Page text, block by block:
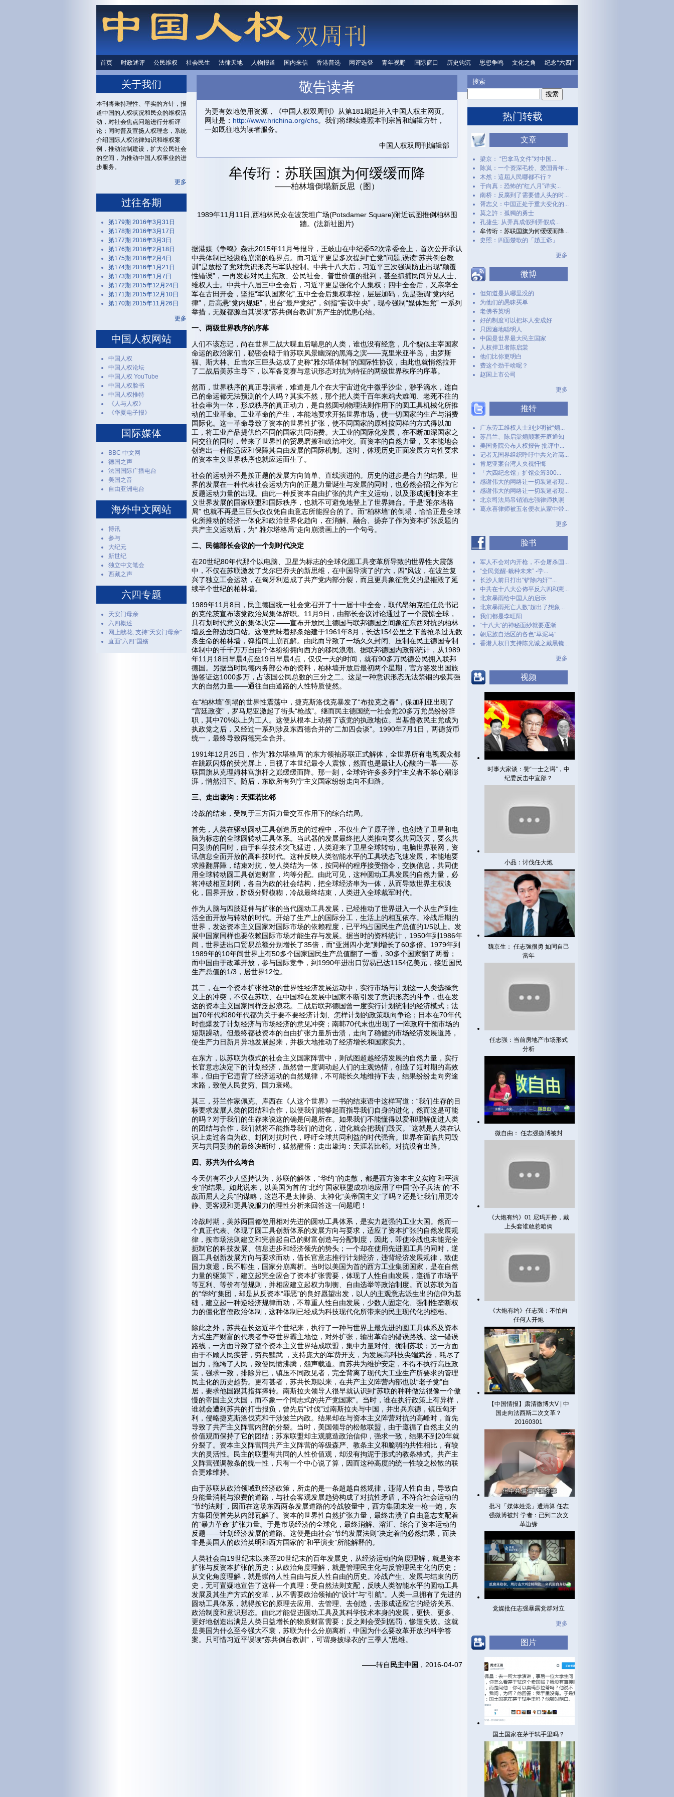
首页 时政述评 公民维权 社会民生 法律天地 人物报道 国内来信 香港普选 网评选登 青年视野 国际窗口 历史钩沉 思想争鸣 文化之角 纪念“六四”
敬告读者
为更有效地使用资源，《中国人权双周刊》从第181期起并入中国人权主网页。
网址是： http://www.hrichina.org/chs。我们将继续遵照本刊宗旨和编辑方针，
一如既往地为读者服务。
中国人权双周刊编辑部
牟传珩：苏联国旗为何缓缓而降
——柏林墙倒塌新反思（图）
1989年11月11日,西柏林民众在波茨坦广场(Potsdamer Square)附近试图推倒柏林围
牆。(法新社图片)
据港媒《争鸣》杂志2015年11月号报导，王岐山在中纪委52次常委会上，首次公开承认
中共体制已经濒临崩溃的临界点。而习近平更是多次提到“亡党”问题,误读“苏共倒台教
训”是放松了党对意识形态与军队控制。中共十八大后，习近平三次强调防止出现“颠覆
性错误”，一再发起对民主宪政、公民社会、普世价值的批判，甚至抓捕民间异见人士、
维权人士。中共十八届三中全会后，习近平更是强化个人集权；四中全会后，又亲率全
军在古田开会，坚拒“军队国家化”,五中全会后集权掌控，层层加码，先是强调“党内纪
律”，后高悬“党内规矩”，出台“最严党纪”，剑指“妄议中央”，现今强制“媒体姓党” 一系列
举措，无疑都源自其误读“苏共倒台教训”所产生的忧患心结。
一、两级世界秩序的序幕
人们不该忘记，尚在世界二战大喋血后喘息的人类，谁也没有经意，几个貌似主宰国家
命运的政治家们，秘密会晤于前苏联风景幽深的黑海之滨——克里米亚半岛，由罗斯
福、斯大林、丘吉尔三巨头达成了史称“雅尔塔体制”的国际性协议，由此也就悄然拉开
了二战后美苏主导下，以军备竞赛与意识形态对抗为特征的两级世界秩序的序幕。
然而，世界秩序的真正导演者，难道是几个在大宇宙进化中微乎沙尘，渺乎滴水，连自
己的命运都无法预测的个人吗？其实不然，那个把人类千百年来鸡犬难闻、老死不往的
社会串为一体，形成秩序的真正动力，是自然圆动物理法则作用下的圆工具机械化所推
动的工业革命。工业革命的产生，本能地要求开拓世界市场，使一切国家的生产与消费
国际化。这一革命导致了资本的世界性扩张，使不同国家的原料按同样的方式得以加
工，将工业产品提供给不同的国家共同消费。大工业的国际化发展，在不断加深国家之
间交往的同时，带来了世界性的贸易磨擦和政治冲突。而资本的自然力量，又本能地会
创造出一种能适应和保障其自由发展的国际机制。这时，体现历史正面发展方向性要求
的资本主义世界秩序也就应运而生了。
社会的运动并不是按正题的发展方向简单、直线演进的。历史的进步是合力的结果。世
界的发展在一种代表社会运动方向的正题力量诞生与发展的同时，也必然会招之作为它
反题运动力量的出现。由此一种反资本自由扩张的共产主义运动，以及形成扼制资本主
义世界发展的国家联盟和国际秩序，也就不可避免地登上了世界舞台。于是“雅尔塔格
局” 也就不再是三巨头仅仅凭自由意志所能捏合的了。而“柏林墙”的倒塌，恰恰正是全球
化所推动的经济一体化和政治世界化趋向，在消解、融合、扬弃了作为资本扩张反题的
共产主义运动后，为“ 雅尔塔格局”走向崩溃画上的一个句号。
二、民德部长会议的一个划时代决定
在20世纪80年代那个以电脑、卫星为标志的全球化圆工具变革所导致的世界性大震荡
中，不仅在苏联激发了戈尔巴乔夫的新思维，在中国导演了的“六，四”风波，在波兰复
兴了独立工会运动，在匈牙利造成了共产党内部分裂，而且更具象征意义的是摧毁了延
续半个世纪的柏林墙。
1989年11月8日，民主德国统一社会党召开了十一届十中全会，取代昂纳克担任总书记
的克伦茨宣布该党政治局集体辞职。11月9日，由部长会议讨论通过了一个震惊全球，
具有划时代意义的集体决定——宣布开放民主德国与联邦德国之间象征东西对抗的柏林
墙及全部边境口站。这便意味着那条始建于1961年8月，长达154公里之下曾抢杀过无数
条生命的柏林墙，弹指间土崩瓦解。由此而导致了一场久久封闭、压制在民主德国专制
体制中的千千万万自由个体纷纷拥向西方的移民浪潮。据联邦德国内政部统计，从1989
年11月18日早晨4点至19日早晨4点，仅仅一天的时间，就有90多万民德公民拥入联邦
德国。另据当时民德内务部公布的资料，柏林墙开放后最初两个星期，官方签发出国旅
游签证达1000多万，占该国公民总数的三分之二。这是一种意识形态无法禁锢的极其强
大的自然力量——通往自由道路的人性特质使然。
在“柏林墙”倒塌的世界性震荡中，捷克斯洛伐克暴发了“布拉克之春”，保加利亚出现了
“宫廷政变”，罗马尼亚激起了街头“枪战”。继而民主德国统一社会党20多万党员纷纷辞
职，其中70%以上为工人。这便从根本上动摇了该党的执政地位。当基督教民主党成为
执政党之后，又经过一系列涉及东西德合并的“二加四会谈”。1990年7月1日，两德货币
统一，最终导致两德完全合并。
1991年12月25日，作为“雅尔塔格局”的东方领袖苏联正式解体，全世界所有电视观众都
在跳跃闪烁的荧光屏上，目视了本世纪最令人震惊，然而也是最让人心酸的一幕——苏
联国旗从克理姆林宫旗杆之巅缓缓而降。那一刻，全球许许多多列宁主义者不禁心潮澎
湃，悄然泪下。随后，东欧所有列宁主义国家纷纷走向不归路。
三、走出壕沟：天涯若比邻
冷战的结束，受制于三方面力量交互作用下的综合结局。
首先，人类在驱动圆动工具创造历史的过程中，不仅生产了原子弹，也创造了卫星和电
脑为标志的全球圆转动工具体系。当武器的发展最终把人类推向要么共同毁灭，要么共
同妥协的同时，由于科学技术突飞猛进，人类迎来了卫星全球转动，电脑世界联网，资
讯信息全面开放的高科技时代。这种反映人类智能水平的工具状态飞速发展，本能地要
求推翻屏障，结束对抗，使人类结为一体，按同样的程序接受指令，交换信息，共同使
用全球转动圆工具创造财富，均等分配。由此可见，这种圆动工具发展的自然力量，必
将冲破相互封闭，各自为政的社会结构，把全球经济串为一体，从而导致世界主权淡
化，国界开放，阶级分野模糊，冷战最终结束，人类进入全球裁军时代。
作为人脑与四肢延伸与扩张的当代圆动工具发展，已经推动了世界进入一个从生产到生
活全面开放与转动的时代。开始了生产上的国际分工，生活上的相互依存。冷战后期的
世界，发达资本主义国家对国际市场的依赖程度，已平均占国民生产总值的1/5以上。发
展中国家同样也要依赖国际市场才能生存与发展。据当时的资料统计，1950年到1986年
间，世界进出口贸易总额分别增长了35倍，而“亚洲四小龙”则增长了60多倍。1979年到
1989年的10年间世界上有50多个国家国民生产总值翻了一番，30多个国家翻了两番；
而中国由于改革开放，参与国际竞争，到1990年进出口贸易已达1154亿美元，接近国民
生产总值的1/3，居世界12位。
其二，在一个资本扩张推动的世界性经济发展运动中，实行市场与计划这一人类选择意
义上的冲突，不仅在苏联、在中国和在发展中国家不断引发了意识形态的斗争，也在发
达的资本主义国家同样泛起浪花。二战后联邦德国曾一度实行计划统制的经济模式；法
国70年代和80年代都为关于要不要经济计划、怎样计划的政策取向争论；日本在70年代
时也爆发了计划经济与市场经济的意见冲突；南韩70代末也出现了一阵政府干预市场的
短期躁动。但最终都被资本的自由扩张力量所击溃，走向了稳健的市场经济发展道路，
使生产力日新月异地发展起来，并极大地推动了经济增长和国家实力。
在东方，以苏联为模式的社会主义国家阵营中，则试图超越经济发展的自然力量，实行
长官意志决定下的计划经济，虽然曾一度调动起人们的主观热情，创造了短时期的高效
率，但由于它违背了经济运动的自然规律，不可能长久地维持下去，结果纷纷走向穷途
末路，致使人民贫穷、国力衰竭。
其三，芬兰作家佩克、库西在《人这个世界》一书的结束语中这样写道：“我们生存的目
标要求发展人类的团结和合作，以便我们能够起而指导我们自身的进化，然而这是可能
的吗？对于我们的生存来说这的确是问题所在。如果我们不能懂得以爱和理解促进人类
的团结与合作，我们就将不能指导我们的进化，进化就会把我们毁灭。”这就是人类在认
识上走过各自为政、封闭对抗时代，呼吁全球共同利益的时代强音。世界在面临共同毁
灭与共同妥协的最终决断时，猛然醒悟：走出壕沟：天涯若比邻。对抗没有出路。
四、苏共为什么垮台
今天仍有不少人坚持认为，苏联的解体，“华约”的走散，都是西方资本主义实施“和平演
变”的结果。如此说来，以美国为首的“北约”国家联盟成功地应用了中国“孙子兵法”的“不
战而屈人之兵”的谋略，这岂不是太捧扬、太神化“美帝国主义”了吗？还是让我们用更冷
静、更客观和更具说服力的理性分析来回答这一问题吧！
冷战时期，美苏两国都使用相对先进的圆动工具体系，是实力超强的工业大国。然而一
个真正代表、体现了圆工具创新体系的发展方向与要求，适应了资本扩张的自然发展规
律，按市场法则建立和完善起自己的财富创造与分配制度，因此，即使冷战也未能完全
扼制它的科技发展、信息进步和经济领先的势头；一个却在使用先进圆工具的同时，逆
圆工具创新发展方向与要求而动，借长官意志推行计划经济，违背经济发展规律，致使
国力衰退，民不聊生，国家分崩离析。当时以美国为首的西方工业集团国家，是在自然
力量的驱策下，建立起完全应合了资本扩张需要，体现了人性自由发展，遵循了市场平
等互利、等价有偿规则，并相应建立起权力制衡、自由选举等政治制度。而以苏联为首
的“华约”集团，却是从反资本“罪恶”的良好愿望出发，以人的主观意志派生出的信仰为基
础，建立起一种逆经济规律而动，不尊重人性自由发展，少数人固定化、强制性垄断权
力的僵化官僚政治体制，这种体制已经成为科技现代化所带来的民主现代化的桎梏。
除此之外，苏共在长达近半个世纪来，执行了一种与世界上最先进的圆工具体系及资本
方式生产财富的代表者争夺世界霸主地位，对外扩张，输出革命的错误路线。这一错误
路线，一方面导致了整个资本主义世界结成联盟，集中力量对付、扼制苏联；另一方面
由于不顾人民疾苦，穷兵黩武 ，支持庞大的军费开支，为发展高科技尖端武器，耗尽了
国力，拖垮了人民，致使民愤沸腾，怨声载道。而苏共为维护安定，不得不执行高压政
策，强求一致，排除异已，镇压不同政见者，完全背离了现代大工业生产所要求的管理
民主化的历史趋势。更有甚者，苏共长期以来，在共产主义阵营内部也以“老子党”自
居，要求他国跟其指挥捧转。南斯拉夫领导人很早就认识到“苏联的种种做法很像一个傲
慢的帝国主义大国，而不象一个同志式的共产党国家”。当时，谁在执行政策上有异样，
谁就会遭到苏共的打击报负，曾先后“讨伐”过南斯拉夫与中国，并出兵东德，镇压匈牙
利，侵略捷克斯洛伐克和干涉波兰内政。结果却在与资本主义阵营对抗的高峰时，首先
导致了共产主义阵营内部的分裂。当时，美国领导的松散联盟，由于遵循了自然主义的
价值观而保持了它的团结；苏东联盟却主观臆造政治信仰，强求一致，结果不到20年就
分裂了。资本主义阵营同共产主义阵营的等级森严、教条主义和脆弱的共性相比，有较
大的灵活性。民主的联盟有共同的人性价值观，却没有拘泥于形式的教条格式。共产主
义阵营强调教条的统一性，只有一个中心说了算，因而这种高度的统一性较之松散的联
合更难维持。
由于苏联从政治领域到经济政策，所走的是一条超越自然规律，违背人性自由，导致自
身能量消耗与浪费的道路，与社会客观发展趋势构成了对抗性矛盾，不符合社会运动的
“节约法则”，因而在这场东西两条发展道路的冷战较量中，西方集团未发一枪一炮，东
方集团便首先从内部瓦解了。资本的世界性自然扩张力量，最终击溃了自由意志支配着
的“暴力革命”扩张力量。于是市场经济的全球化，最终消解、溶汇、综合了资本运动的
反题——计划经济发展的道路。这便是由社会“节约发展法则”决定着的必然结果，而决
非是美国人的政治英明和西方国家的“和平演变”所能解释的。
人类社会自19世纪末以来至20世纪末的百年发展史，从经济运动的角度理解，就是资本
扩张与反资本扩张的历史；从政治角度理解，就是管理民主化与反管理民主化的历史；
从文化角度理解，就是崇尚人性自由与反人性自由的历史。冷战产生、发展与结束的历
史，无可置疑地宣告了这样一个真理：受自然法则支配，反映人类智能水平的圆动工具
发展及其生产方式的变革，从不需要政治领袖的“设计”与“引航”。人类一旦拥有了先进的
圆动工具体系，就得按它的原理去应用、去管理、去创造，去形成适应它的经济关系、
政治制度和意识形态。由此才能促进圆动工具及其科学技术本身的发展，更快、更多、
更好地创造出满足人类日益增长的物质财富需要；反之则会受到惩罚，惨遭失败。这就
是美国为什么至今强大不衰，苏联为什么分崩离析，中国为什么要改革开放的科学答
案。只可惜习近平误读“苏共倒台教训”，可谓身披绿衣的“三季人”思维。
——转自 民主中国 ，2016-04-07
关于我们
本刊将秉持理性、平实的方针，报
道中国的人权状况和民众的维权活
动，对社会焦点问题进行分析评
论；同时普及宣扬人权理念，系统
介绍国际人权法律知识和维权案
例，推动法制建设，扩大公民社会
的空间，为推动中国人权事业的进
步服务。
更多
过往各期
第179期 2016年3月31日
第178期 2016年3月17日
第177期 2016年3月3日
第176期 2016年2月18日
第175期 2016年2月4日
第174期 2016年1月21日
第173期 2016年1月7日
第172期 2015年12月24日
第171期 2015年12月10日
第170期 2015年11月26日
更多
中国人权网站
中国人权
中国人权论坛
中国人权 YouTube
中国人权脸书
中国人权推特
《人与人权》
《华夏电子报》
国际媒体
BBC 中文网
德国之声
法国国际广播电台
美国之音
自由亚洲电台
海外中文网站
博讯
参与
大纪元
新世纪
独立中文笔会
西藏之声
六四专题
天安门母亲
六四概述
网上献花, 支持"天安门母亲"
直面“六四”国殇
搜索
热门转载
文章
梁京： “巴拿马文件”对中国...
陈岚：一个资深毛粉、爱国青年...
木然：這屆人民哪都不行？
于向真：恐怖的“红八月”详实...
南桥：反腐到了需要借人头的时...
胥志义：中国正处于重大变化的...
莫之許：孤獨的勇士
孔捷生: 从弄真成假到弄假成...
牟传珩：苏联国旗为何缓缓而降...
史照：四面楚歌的「趙王爺」
更多
微博
但知道是从哪里没的
为他们的愚昧买单
老佛爷英明
好的制度可以把坏人变成好
只因遍地聪明人
中国是世界最大民主国家
人权捍卫者陈启棠
他们比你更明白
费这个劲干啥呢？
赵国上市公司
更多
推特
广东劳工维权人士刘少明被“煽...
苏昌兰、陈启棠煽颠案开庭通知
美国务院公布人权报告 批评中...
记者无国界组织呼吁中共允许高...
肯尼亚案台湾人央视忏悔
「六四纪念馆」扩馆众筹300...
感谢伟大的网络让一切装逼者现...
感谢伟大的网络让一切装逼者现...
北京司法局吊销浦志强律师执照
葛永喜律师被五名便衣从家中带...
更多
脸书
军人不会对内开枪，不会屠杀国...
“全民觉醒·栽种未来” -学...
长沙人前日打出“铲除内奸”“...
中共在十八大公佈平反六四和憲...
北京暴雨给中国人的启示
北京暴雨死亡人数“超出了想象...
我们都是李旺阳
“十八大”的神秘面紗就要逐漸...
朝尼族自治区的各色“草泥马”
香港人权日支持陈光诚之戴黑镜...
更多
视频
时事大家谈：赞“一士之谔”，中
纪委反击中宣部？
小品：讨伐任大炮
魏京生： 任志強很勇 如同自己
當年
任志强：当前房地产市场形式
分析
微自由： 任志强微博被封
《大炮有约》01 尼玛开撸，戴
上头套谁敢惹咱俩
《大炮有约》任志强：不怕向
任何人开炮
【中国情报】肃清微博大V | 中
国走向法西斯二次文革？
20160301
批习「媒体姓党」遭清算 任志
强微博被封 学者：已到二次文
革边缘
党媒批任志强暴露党群对立
更多
图片
国土国家在茅于轼手里吗？
时政述评 公民维权 社会民生 法律天地 人物报道 国内来信 香港普选 网评选登 青年视野 国际窗口 文化之角 纪念“六四” 人权信息
首页 关于我们 投稿信箱